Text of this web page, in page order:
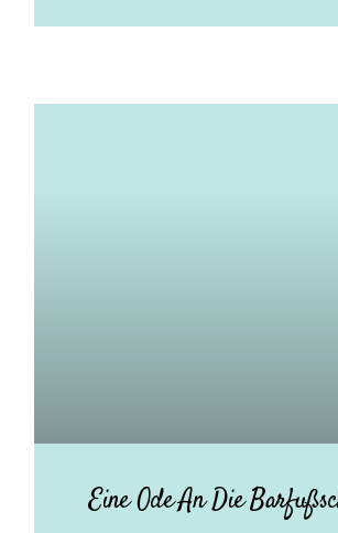
Eine Ode An Die